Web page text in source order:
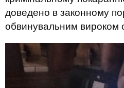
доведено в законному
обвинувальним вироком